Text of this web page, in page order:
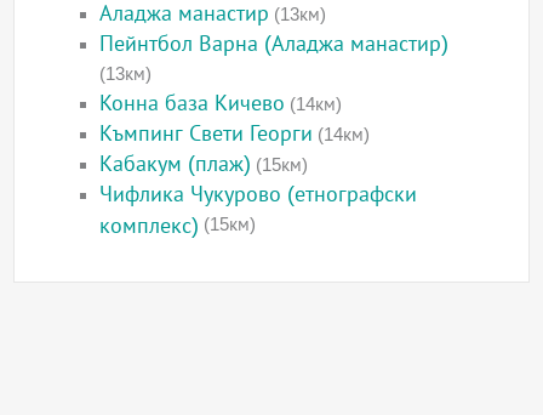
Аладжа манастир (13км)
Пейнтбол Варна (Аладжа манастир)
(13км)
Конна база Кичево (14км)
Къмпинг Свети Георги (14км)
Кабакум (плаж) (15км)
Чифлика Чукурово (етнографски
комплекс) (15км)